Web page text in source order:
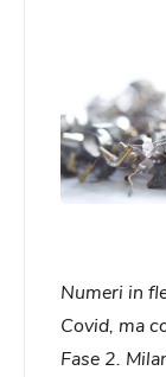
Numeri in
Covid, ma
Fase 2.